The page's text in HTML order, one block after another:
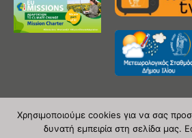
Copyright 2020 © Δήμος
Χρησιμοποιούμε cookies για να σας
δυνατή εμπειρία στη σελίδα μας.